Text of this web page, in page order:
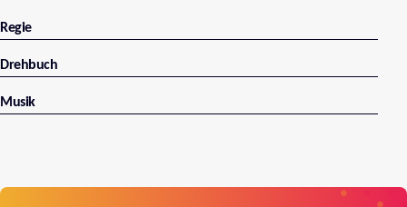
Regie
Drehbuch
Musik